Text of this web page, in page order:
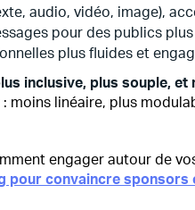
audio, vidéo, image),
pour des publics
plus fluides et
inclusive, plus souple, et
moins linéaire, plus
engager autour de
pour convaincre sponsors